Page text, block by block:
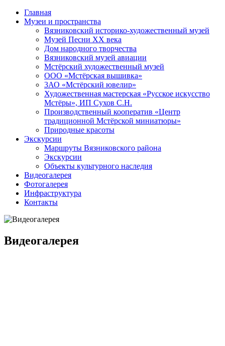
Туризм в Вязниковском районе
Главная
Музеи и пространства
Вязниковский историко-художественный музей
Музей Песни ХХ века
Дом народного творчества
Вязниковский музей авиации
Мстёрский художественный музей
ООО «Мстёрская вышивка»
3АО «Мстёрский ювелир»
Художественная мастерская «Русское искусство
Мстёры», ИП Сухов С.Н.
Производственный кооператив «Центр
традиционной Мстёрской миниатюры»
Природные красоты
Экскурсии
Маршруты Вязниковского района
Экскурсии
Объекты культурного наследия
Видеогалерея
Фотогалерея
Инфраструктура
Контакты
Видеогалерея